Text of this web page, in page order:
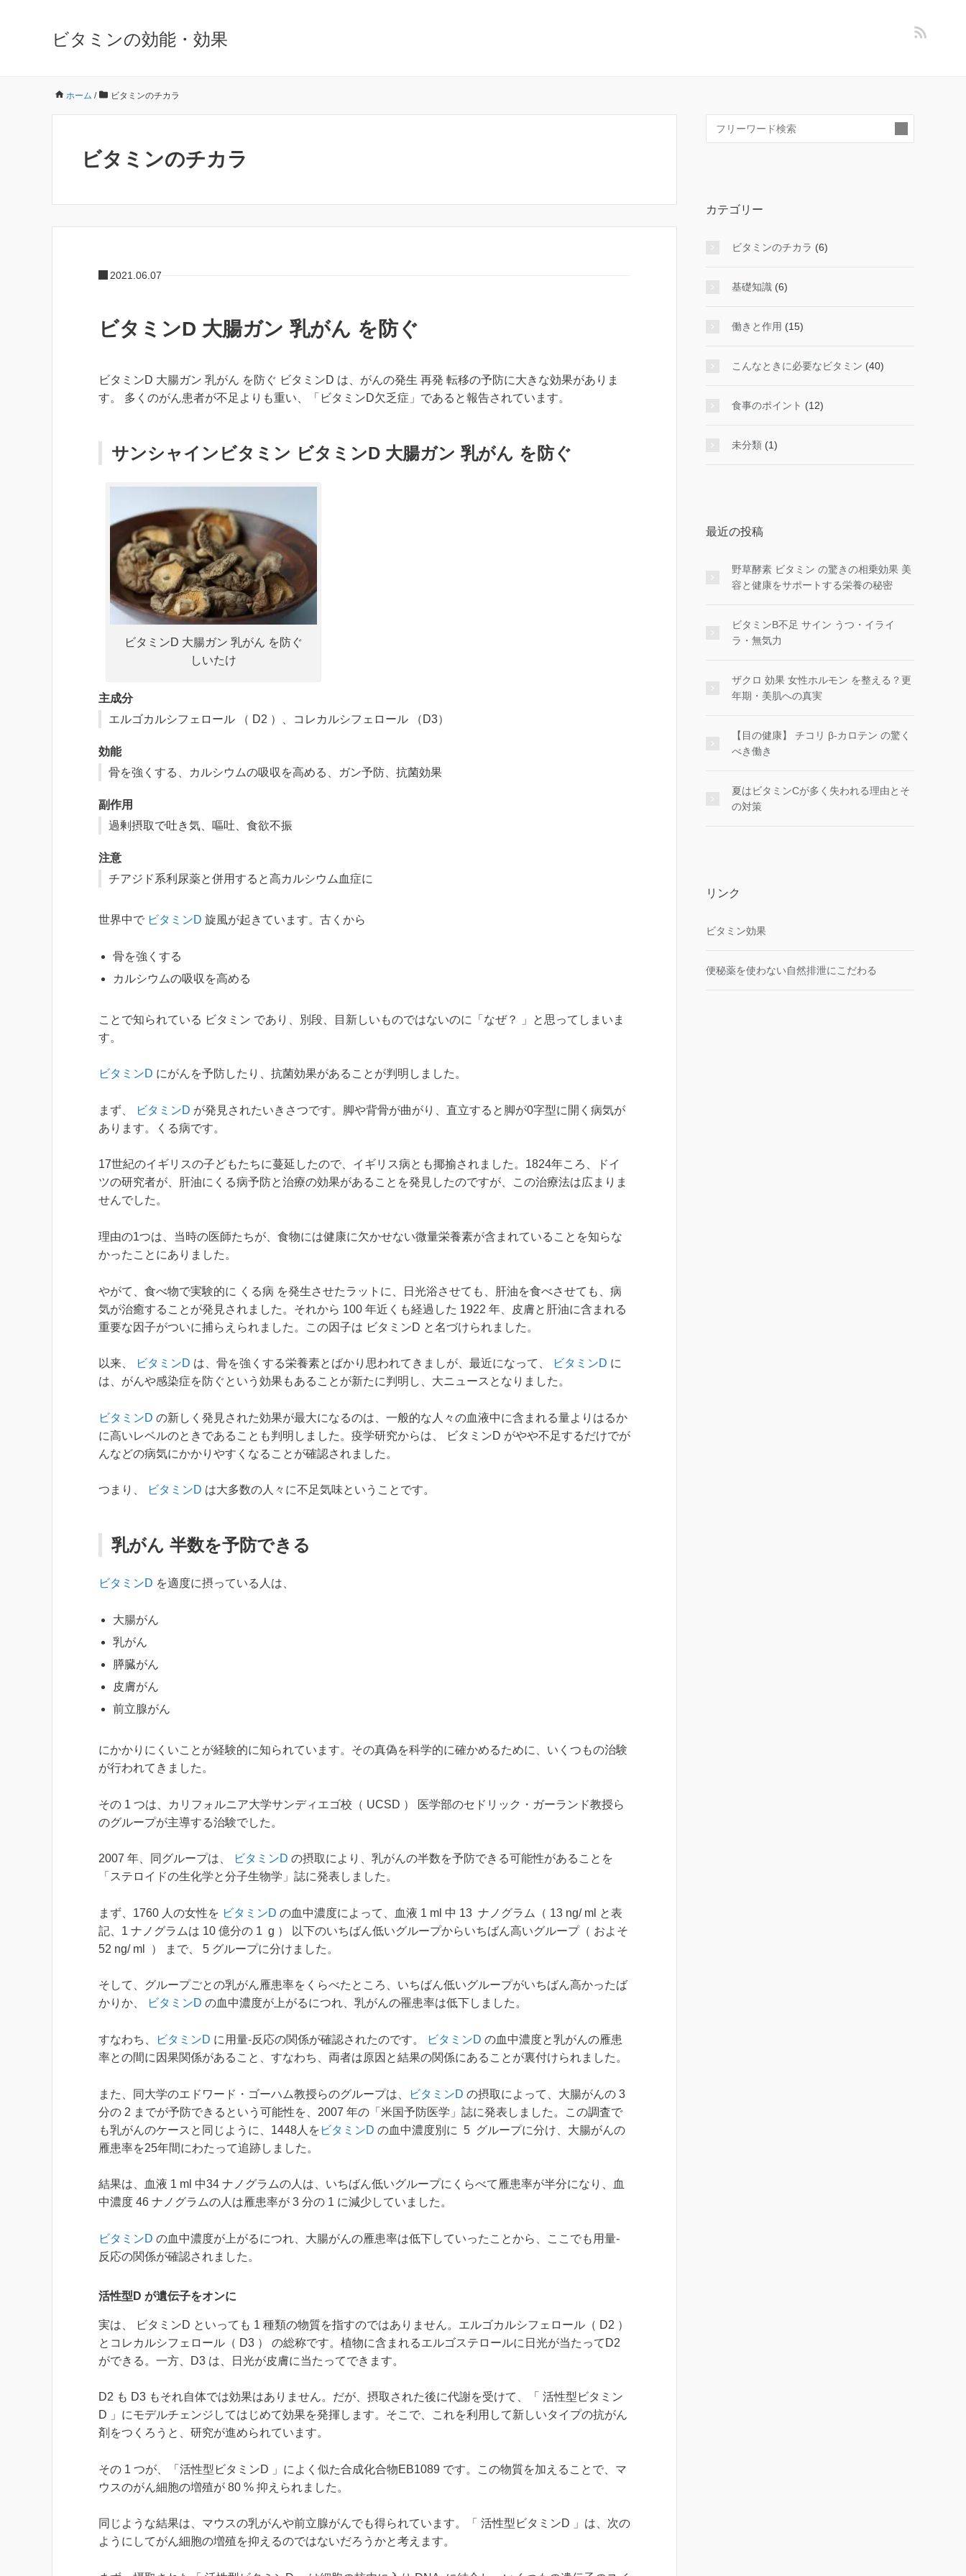
ビタミンの効能・効果
ホーム / ビタミンのチカラ
ビタミンのチカラ
2021.06.07
ビタミンD 大腸ガン 乳がん を防ぐ
ビタミンD 大腸ガン 乳がん を防ぐ ビタミンD は、がんの発生 再発 転移の予防に大きな効果がありま
す。 多くのがん患者が不足よりも重い、「ビタミンD欠乏症」であると報告されています。
サンシャインビタミン ビタミンD 大腸ガン 乳がん を防ぐ
ビタミンD 大腸ガン 乳がん を防ぐ
しいたけ
主成分
エルゴカルシフェロール （ D2 ）、コレカルシフェロール （D3）
効能
骨を強くする、カルシウムの吸収を高める、ガン予防、抗菌効果
副作用
過剰摂取で吐き気、嘔吐、食欲不振
注意
チアジド系利尿薬と併用すると高カルシウム血症に
世界中で ビタミンD 旋風が起きています。古くから
骨を強くする
カルシウムの吸収を高める
ことで知られている ビタミン であり、別段、目新しいものではないのに「なぜ？ 」と思ってしまいま
す。
ビタミンD にがんを予防したり、抗菌効果があることが判明しました。
まず、 ビタミンD が発見されたいきさつです。脚や背骨が曲がり、直立すると脚が0字型に開く病気が
あります。くる病です。
17世紀のイギリスの子どもたちに蔓延したので、イギリス病とも揶揄されました。1824年ころ、ドイ
ツの研究者が、肝油にくる病予防と治療の効果があることを発見したのですが、この治療法は広まりま
せんでした。
理由の1つは、当時の医師たちが、食物には健康に欠かせない微量栄養素が含まれていることを知らな
かったことにありました。
やがて、食べ物で実験的に くる病 を発生させたラットに、日光浴させても、肝油を食べさせても、病
気が治癒することが発見されました。それから 100 年近くも経過した 1922 年、皮膚と肝油に含まれる
重要な因子がついに捕らえられました。この因子は ビタミンD と名づけられました。
以来、 ビタミンD は、骨を強くする栄養素とばかり思われてきましが、最近になって、 ビタミンD に
は、がんや感染症を防ぐという効果もあることが新たに判明し、大ニュースとなりました。
ビタミンD の新しく発見された効果が最大になるのは、一般的な人々の血液中に含まれる量よりはるか
に高いレベルのときであることも判明しました。疫学研究からは、 ビタミンD がやや不足するだけでが
んなどの病気にかかりやすくなることが確認されました。
つまり、 ビタミンD は大多数の人々に不足気味ということです。
乳がん 半数を予防できる
ビタミンD を適度に摂っている人は、
大腸がん
乳がん
膵臓がん
皮膚がん
前立腺がん
にかかりにくいことが経験的に知られています。その真偽を科学的に確かめるために、いくつもの治験
が行われてきました。
その 1 つは、カリフォルニア大学サンディエゴ校（ UCSD ） 医学部のセドリック・ガーランド教授ら
のグループが主導する治験でした。
2007 年、同グループは、 ビタミンD の摂取により、乳がんの半数を予防できる可能性があることを
「ステロイドの生化学と分子生物学」誌に発表しました。
まず、1760 人の女性を ビタミンD の血中濃度によって、血液 1 ml 中 13 ナノグラム（ 13 ng/ ml と表
記、1 ナノグラムは 10 億分の 1 g ） 以下のいちばん低いグループからいちばん高いグループ（ およそ
52 ng/ ml ） まで、 5 グループに分けました。
そして、グループごとの乳がん雁患率をくらべたところ、いちばん低いグループがいちばん高かったば
かりか、
ビタミンD の血中濃度が上がるにつれ、乳がんの罹患率は低下しました。
すなわち、 ビタミンD に用量-反応の関係が確認されたのです。 ビタミンD の血中濃度と乳がんの雁患
率との間に因果関係があること、すなわち、両者は原因と結果の関係にあることが裏付けられました。
また、同大学のエドワード・ゴーハム教授らのグループは、 ビタミンD の摂取によって、大腸がんの 3
分の 2 までが予防できるという可能性を、2007 年の「米国予防医学」誌に発表しました。この調査で
も乳がんのケースと同じように、1448人を ビタミンD の血中濃度別に 5 グループに分け、大腸がんの
雁患率を25年間にわたって追跡しました。
結果は、血液 1 ml 中34 ナノグラムの人は、いちばん低いグループにくらべて雁患率が半分になり、血
中濃度 46 ナノグラムの人は雁患率が 3 分の 1 に減少していました。
ビタミンD の血中濃度が上がるにつれ、大腸がんの雁患率は低下していったことから、ここでも用量-
反応の関係が確認されました。
活性型D が遺伝子をオンに
実は、 ビタミンD といっても 1 種類の物質を指すのではありません。エルゴカルシフェロール（ D2 ）
とコレカルシフェロール（ D3 ） の総称です。植物に含まれるエルゴステロールに日光が当たってD2
ができる。一方、D3 は、日光が皮膚に当たってできます。
D2 も D3 もそれ自体では効果はありません。だが、摂取された後に代謝を受けて、「 活性型ビタミン
D 」にモデルチェンジしてはじめて効果を発揮します。そこで、これを利用して新しいタイプの抗がん
剤をつくろうと、研究が進められています。
その 1 つが、「活性型ビタミンD 」によく似た合成化合物EB1089 です。この物質を加えることで、マ
ウスのがん細胞の増殖が 80 % 抑えられました。
同じような結果は、マウスの乳がんや前立腺がんでも得られています。「 活性型ビタミンD 」は、次の
ようにしてがん細胞の増殖を抑えるのではないだろうかと考えます。
カテゴリー
ビタミンのチカラ (6)
基礎知識 (6)
働きと作用 (15)
こんなときに必要なビタミン (40)
食事のポイント (12)
未分類 (1)
最近の投稿
野草酵素 ビタミン の驚きの相乗効果 美
容と健康をサポートする栄養の秘密
ビタミンB不足 サイン うつ・イライ
ラ・無気力
ザクロ 効果 女性ホルモン を整える？更
年期・美肌への真実
【目の健康】 チコリ β-カロテン の驚く
べき働き
夏はビタミンCが多く失われる理由とそ
の対策
リンク
ビタミン効果
便秘薬を使わない自然排泄にこだわる